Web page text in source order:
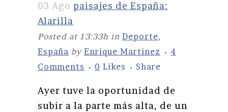
03 Ago paisajes de España:
Alarilla
Posted at 13:33h in Deporte,
España by Enrique Martinez
4
Comments
0 Likes Share
Ayer tuve la oportunidad de
subir a la parte más alta, de un